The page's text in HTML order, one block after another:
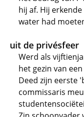
hij af. Hij
water had
uit de privésfeer
Werd als
het gezin van
Deed zijn eerste
commissaris